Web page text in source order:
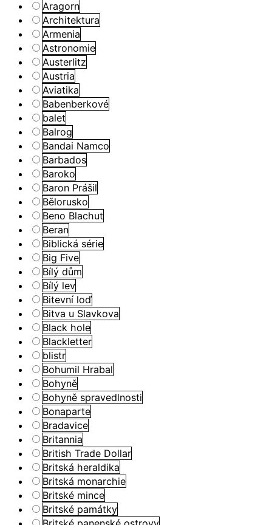
Aragorn
Architektura
Armenia
Astronomie
Austerlitz
Austria
Aviatika
Babenberkové
balet
Balrog
Bandai Namco
Barbados
Baroko
Baron Prášil
Bělorusko
Beno Blachut
Beran
Biblická série
Big Five
Bílý dům
Bílý lev
Bitevní loď
Bitva u Slavkova
Black hole
Blackletter
blistr
Bohumil Hrabal
Bohyně
Bohyně spravedlnosti
Bonaparte
Bradavice
Britannia
British Trade Dollar
Britská heraldika
Britská monarchie
Britské mince
Britské památky